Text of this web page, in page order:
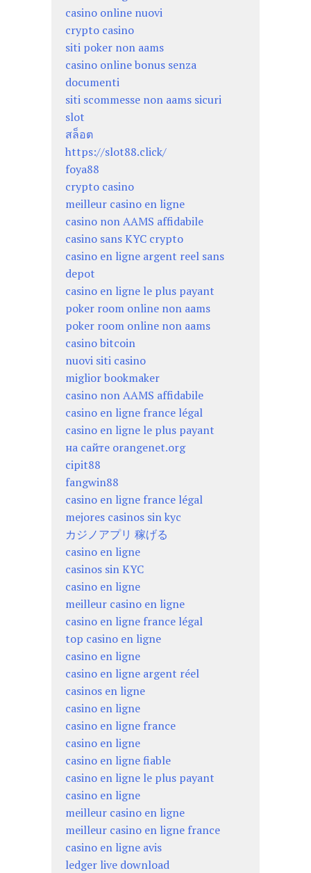
casino online nuovi
crypto casino
siti poker non aams
casino online bonus senza
documenti
siti scommesse non aams sicuri
slot
สล็อต
https://slot88.click/
foya88
crypto casino
meilleur casino en ligne
casino non AAMS affidabile
casino sans KYC crypto
casino en ligne argent reel sans
depot
casino en ligne le plus payant
poker room online non aams
poker room online non aams
casino bitcoin
nuovi siti casino
miglior bookmaker
casino non AAMS affidabile
casino en ligne france légal
casino en ligne le plus payant
на сайте orangenet.org
cipit88
fangwin88
casino en ligne france légal
mejores casinos sin kyc
カジノアプリ 稼げる
casino en ligne
casinos sin KYC
casino en ligne
meilleur casino en ligne
casino en ligne france légal
top casino en ligne
casino en ligne
casino en ligne argent réel
casinos en ligne
casino en ligne
casino en ligne france
casino en ligne
casino en ligne fiable
casino en ligne le plus payant
casino en ligne
meilleur casino en ligne
meilleur casino en ligne france
casino en ligne avis
ledger live download